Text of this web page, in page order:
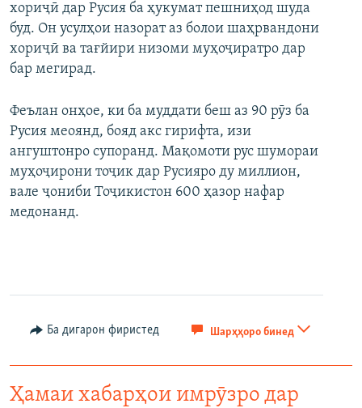
хориҷӣ дар Русия ба ҳукумат пешниҳод шуда
буд. Он усулҳои назорат аз болои шаҳрвандони
хориҷӣ ва тағйири низоми муҳоҷиратро дар
бар мегирад.
Феълан онҳое, ки ба муддати беш аз 90 рӯз ба
Русия меоянд, бояд акс гирифта, изи
ангуштонро супоранд. Мақомоти рус шумораи
муҳоҷирони тоҷик дар Русияро ду миллион,
вале ҷониби Тоҷикистон 600 ҳазор нафар
медонанд.
Ба дигарон фиристед Шарҳҳоро бинед
Ҳамаи хабарҳои имрӯзро дар